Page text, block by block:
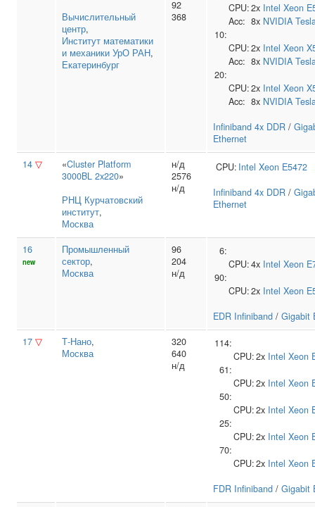
Вычислительный
центр,
Институт математики
и механики УрО РАН,
Екатеринбург
92
368
CPU:2x Intel Xeon
Acc: 8x NVIDIA
10:
CPU:2x Intel Xeon
Acc: 8x NVIDIA
20:
CPU:2x Intel Xeon
Acc: 8x NVIDIA
Infiniband 4x DDR /
Ethernet
14 ▽ «Cluster Platform
3000BL 2x220»
РНЦ Курчатовский
институт,
Москва
н/д
2576
н/д
CPU: Intel Xeon E5472
Infiniband 4x DDR /
Ethernet
16
new
Промышленный
сектор,
Москва
96
204
н/д
6:
CPU:4x Intel Xeon
90:
CPU:2x Intel Xeon
EDR Infiniband / Gigabit
17 ▽ Т‑Нано,
Москва
320
640
н/д
114:
CPU:2x Intel Xeon
61:
CPU:2x Intel Xeon
50:
CPU:2x Intel Xeon
25:
CPU:2x Intel Xeon
70:
CPU:2x Intel Xeon
FDR Infiniband / Gigabit